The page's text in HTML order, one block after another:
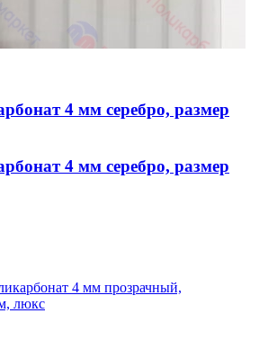
4 мм серебро, размер
4 мм серебро, размер